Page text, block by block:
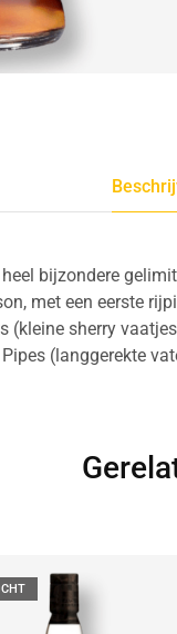
bijzondere
met een eerste
(kleine sherry
(langgerekte